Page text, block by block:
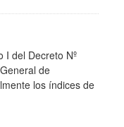
I del Decreto Nº
de
los índices de